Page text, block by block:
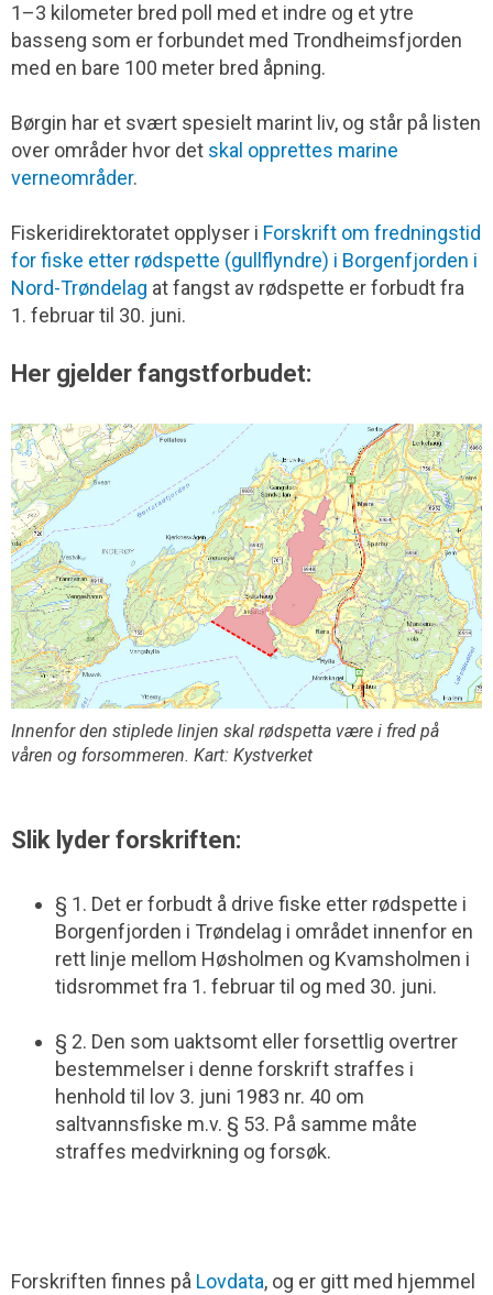
1–3 kilometer bred poll med et indre og et ytre
basseng som er forbundet med Trondheimsfjorden
med en bare 100 meter bred åpning.
Børgin har et svært spesielt marint liv, og står på listen
over områder hvor det skal opprettes marine
verneområder.
Fiskeridirektoratet opplyser i Forskrift om fredningstid
for fiske etter rødspette (gullflyndre) i Borgenfjorden i
Nord-Trøndelag at fangst av rødspette er forbudt fra
1. februar til 30. juni.
Her gjelder fangstforbudet:
Innenfor den stiplede linjen skal rødspetta være i fred på
våren og forsommeren. Kart: Kystverket
Slik lyder forskriften:
§ 1. Det er forbudt å drive fiske etter rødspette i
Borgenfjorden i Trøndelag i området innenfor en
rett linje mellom Høsholmen og Kvamsholmen i
tidsrommet fra 1. februar til og med 30. juni.
§ 2. Den som uaktsomt eller forsettlig overtrer
bestemmelser i denne forskrift straffes i
henhold til lov 3. juni 1983 nr. 40 om
saltvannsfiske m.v. § 53. På samme måte
straffes medvirkning og forsøk.
Forskriften finnes på Lovdata, og er gitt med hjemmel